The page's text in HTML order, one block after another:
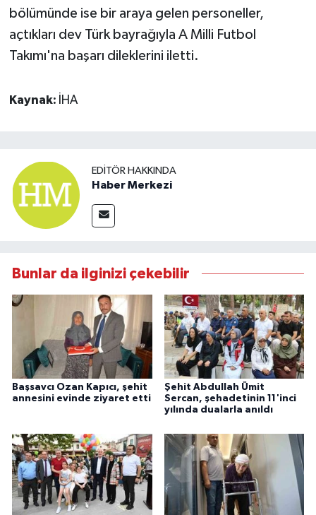
bölümünde ise bir araya gelen personeller,
açtıkları dev Türk bayrağıyla A Milli Futbol
Takımı'na başarı dileklerini iletti.
Kaynak: İHA
EDITÖR HAKKINDA
Haber Merkezi
Bunlar da ilginizi çekebilir
Başsavcı Ozan Kapıcı, şehit
annesini evinde ziyaret etti
Şehit Abdullah Ümit
Sercan, şehadetinin 11'inci
yılında dualarla anıldı